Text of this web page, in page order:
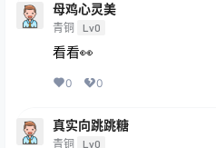
母鸡心灵美
青铜 Lv0
看看👀
0 0
真实向跳跳糖
青铜 Lv0